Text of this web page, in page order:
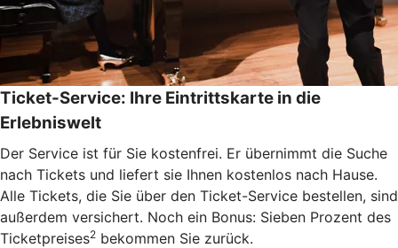
Ticket-Service: Ihre Eintrittskarte in die
Erlebniswelt
Der Service ist für Sie kostenfrei. Er übernimmt die Suche
nach Tickets und liefert sie Ihnen kostenlos nach Hause.
Alle Tickets, die Sie über den Ticket-Service bestellen, sind
außerdem versichert. Noch ein Bonus: Sieben Prozent des
Ticketpreises2 bekommen Sie zurück.